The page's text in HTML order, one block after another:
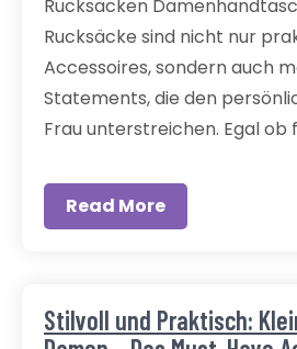
Rucksäcken
Rucksäcke sind nicht nur
Accessoires, sondern auch
Statements, die den
Frau unterstreichen. Egal ob
Read More
Stilvoll und Praktisch: